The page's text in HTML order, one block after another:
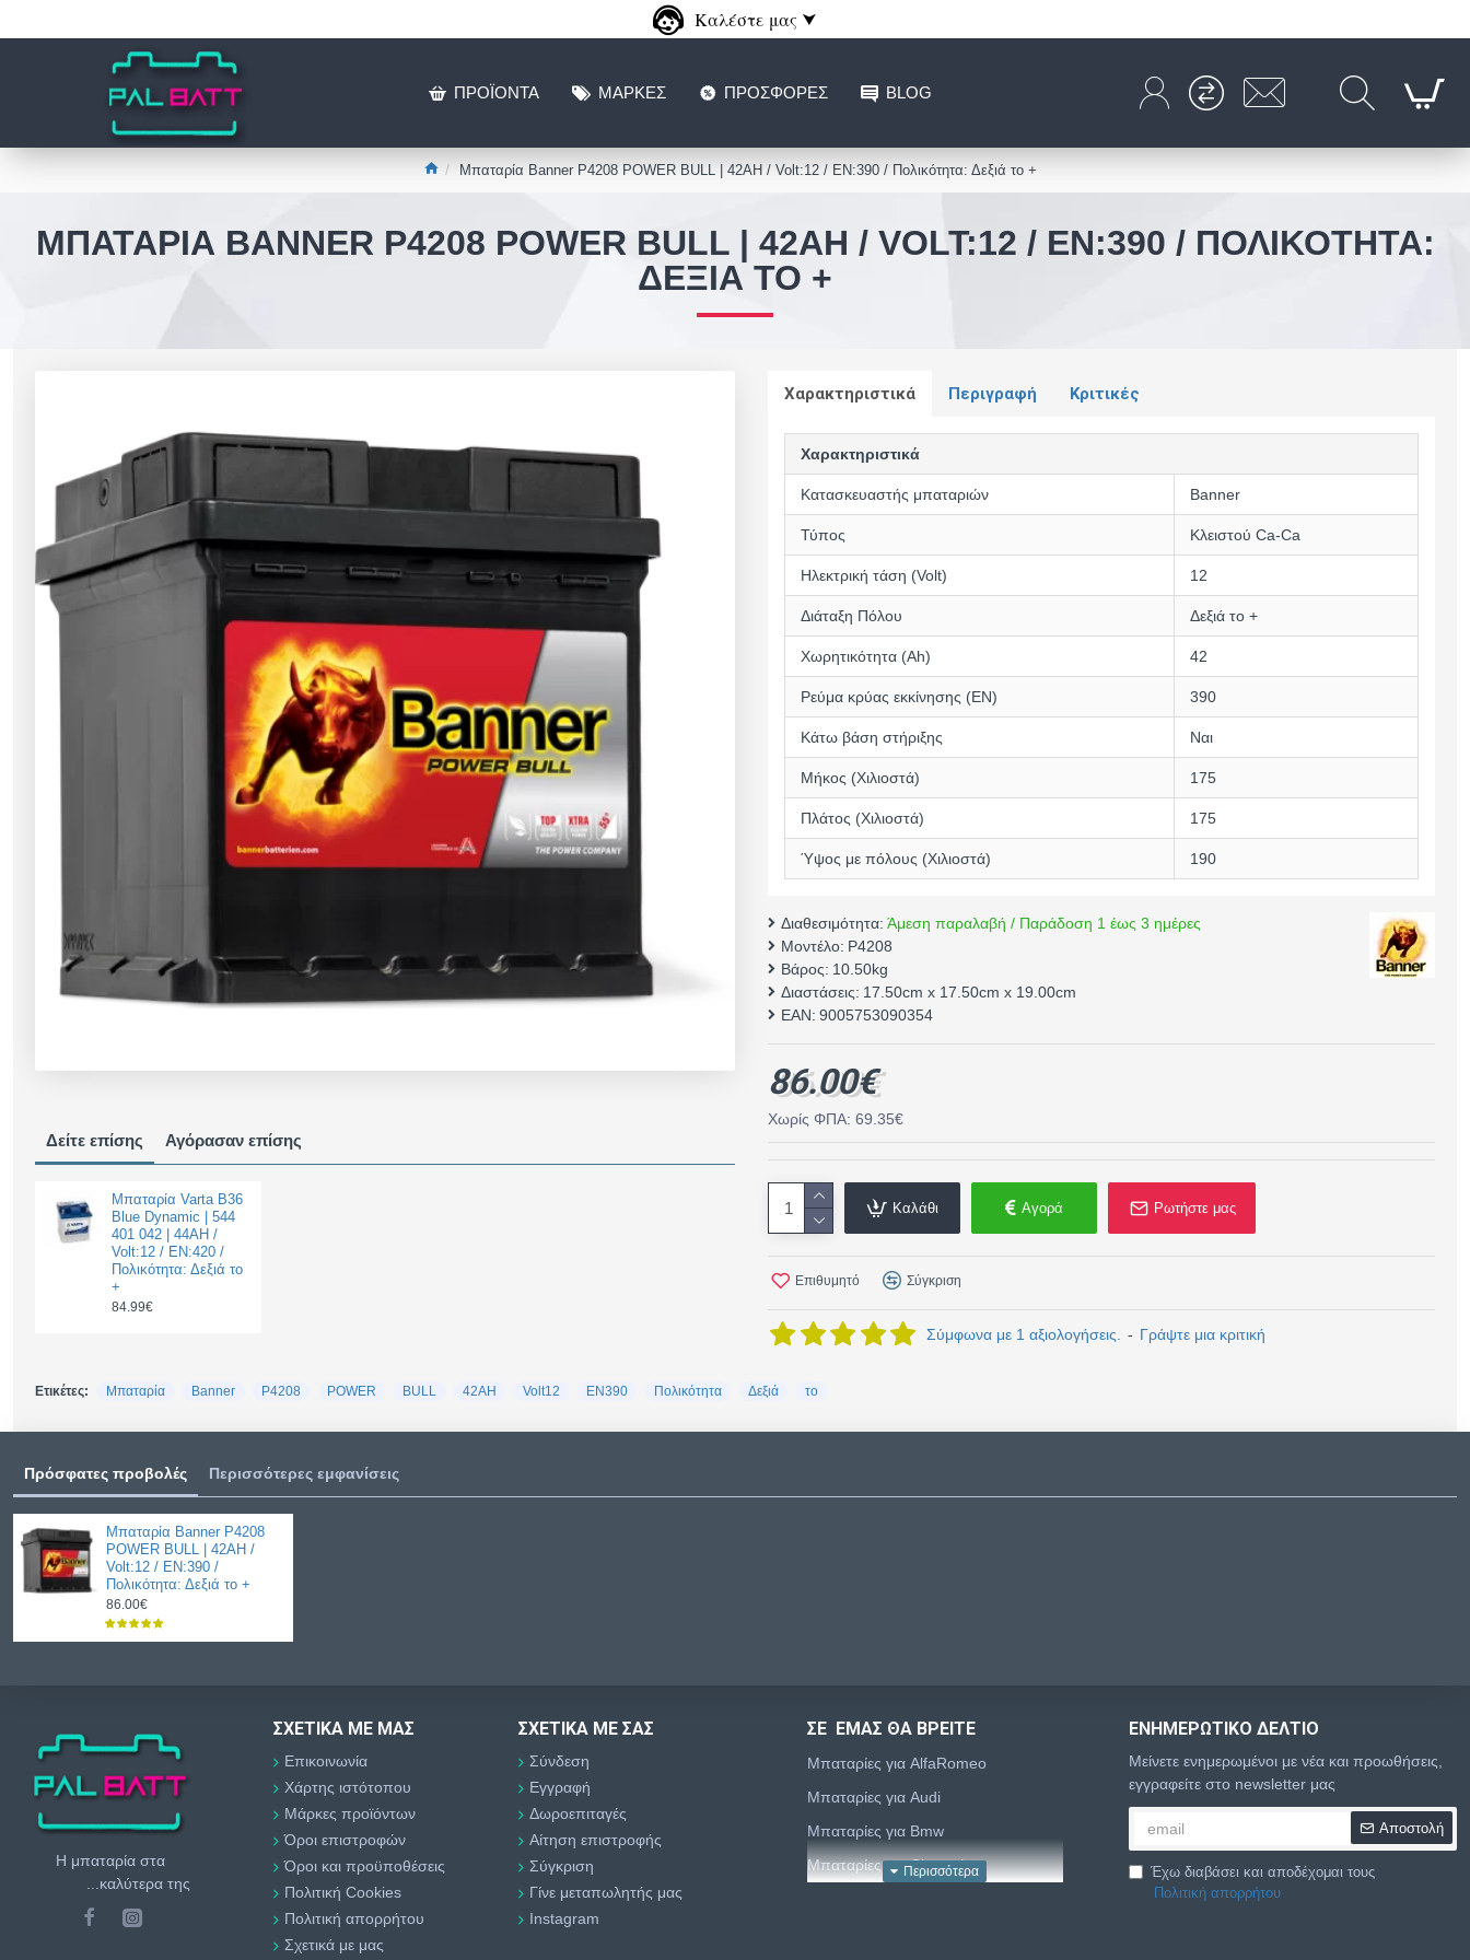
Καλέστε μας ⮟
ΠΡΟΪΌΝΤΑ ΜΆΡΚΕΣ ΠΡΟΣΦΟΡΈΣ BLOG
Μπαταρία Banner P4208 POWER BULL | 42AH / Volt:12 / EN:390 / Πολικότητα: Δεξιά το +
ΜΠΑΤΑΡΊΑ BANNER P4208 POWER BULL | 42AH / VOLT:12 / EN:390 / ΠΟΛΙΚΌΤΗΤΑ:
ΔΕΞΙΆ ΤΟ +
Δείτε επίσης Αγόρασαν επίσης
Μπαταρία Varta B36
Blue Dynamic | 544
401 042 | 44AH /
Volt:12 / EN:420 /
Πολικότητα: Δεξιά το
+
84.99€
Χαρακτηριστικά Περιγραφή Κριτικές
Χαρακτηριστικά
Κατασκευαστής μπαταριών Banner
Τύπος Κλειστού Ca-Ca
Ηλεκτρική τάση (Volt) 12
Διάταξη Πόλου Δεξιά το +
Χωρητικότητα (Αh) 42
Ρεύμα κρύας εκκίνησης (EN) 390
Κάτω βάση στήριξης Ναι
Μήκος (Χιλιοστά) 175
Πλάτος (Χιλιοστά) 175
Ύψος με πόλους (Χιλιοστά) 190
Διαθεσιμότητα: Άμεση παραλαβή / Παράδοση 1 έως 3 ημέρες
Μοντέλο: P4208
Βάρος: 10.50kg
Διαστάσεις: 17.50cm x 17.50cm x 19.00cm
EAN: 9005753090354
Σύμφωνα με 1 αξιολογήσεις. - Γράψτε μια κριτική
86.00€
Χωρίς ΦΠΑ: 69.35€
Καλάθι Αγορά Ρωτήστε μας
Επιθυμητό Σύγκριση
Ετικέτες: Μπαταρία Banner P4208 POWER BULL 42AH Volt12 EN390 Πολικότητα Δεξιά το
Πρόσφατες προβολές Περισσότερες εμφανίσεις
Μπαταρία Banner P4208
POWER BULL | 42AH /
Volt:12 / EN:390 /
Πολικότητα: Δεξιά το +
86.00€
Η μπαταρία στα
...καλύτερα της
ΣΧΕΤΙΚΆ ΜΕ ΜΑΣ
Επικοινωνία
Χάρτης ιστότοπου
Μάρκες προϊόντων
Όροι επιστροφών
Όροι και προϋποθέσεις
Πολιτική Cookies
Πολιτική απορρήτου
Σχετικά με μας
ΣΧΕΤΙΚΆ ΜΕ ΣΑΣ
Σύνδεση
Εγγραφή
Δωροεπιταγές
Αίτηση επιστροφής
Σύγκριση
Γίνε μεταπωλητής μας
Instagram
ΣΕ ΕΜΑΣ ΘΑ ΒΡΕΙΤΕ
Μπαταρίες για AlfaRomeo
Μπαταρίες για Audi
Μπαταρίες για Bmw
Μπαταρίες για Chevrolet
ΕΝΗΜΕΡΩΤΙΚΌ ΔΕΛΤΊΟ
Μείνετε ενημερωμένοι με νέα και προωθήσεις,
εγγραφείτε στο newsletter μας
Αποστολή
Έχω διαβάσει και αποδέχομαι τους
Πολιτική απορρήτου